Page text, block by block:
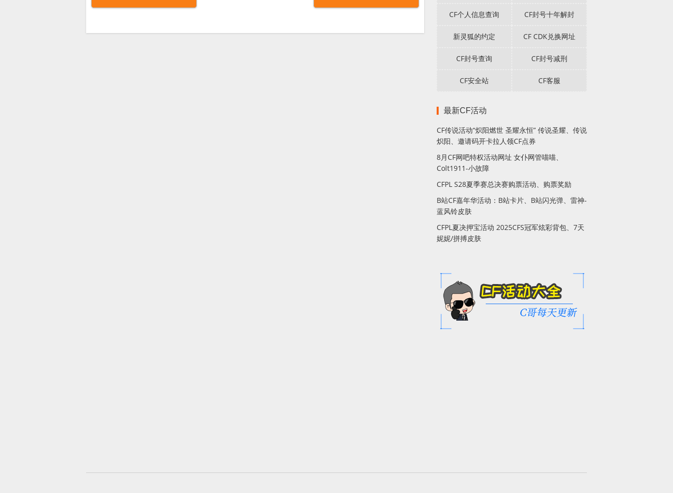
CF个人信息查询 CF封号十年解封
新灵狐的约定 CF CDK兑换网址
CF封号查询 CF封号减刑
CF安全站 CF客服
最新CF活动
CF传说活动“炽阳燃世 圣耀永恒” 传说圣耀、传说
炽阳、邀请码开卡拉人领CF点券
8月CF网吧特权活动网址 女仆网管喵喵、
Colt1911-小故障
CFPL S28夏季赛总决赛购票活动、购票奖励
B站CF嘉年华活动：B站卡片、B站闪光弹、雷神-
蓝风铃皮肤
CFPL夏决押宝活动 2025CFS冠军炫彩背包、7天
妮妮/拼搏皮肤